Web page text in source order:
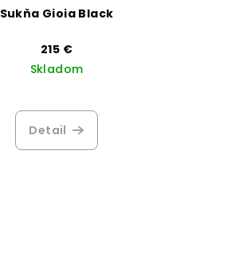
Sukňa Gioia Black
215 €
Skladom
hodnotenie
produktu
Detail